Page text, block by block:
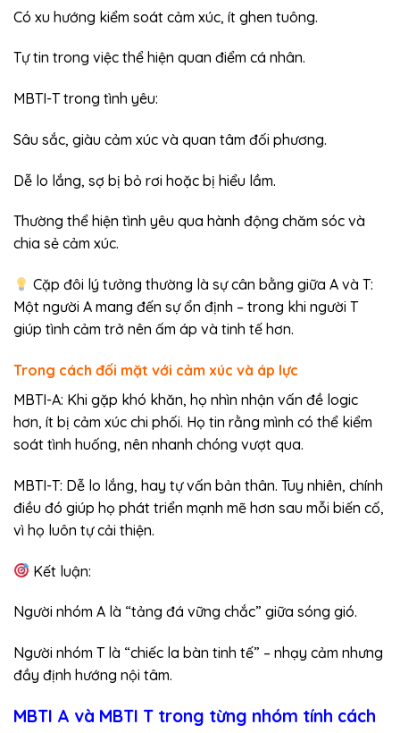
Có xu hướng kiểm soát cảm xúc, ít ghen tuông.
Tự tin trong việc thể hiện quan điểm cá nhân.
MBTI-T trong tình yêu:
Sâu sắc, giàu cảm xúc và quan tâm đối phương.
Dễ lo lắng, sợ bị bỏ rơi hoặc bị hiểu lầm.
Thường thể hiện tình yêu qua hành động chăm sóc và
chia sẻ cảm xúc.
Cặp đôi lý tưởng thường là sự cân bằng giữa A và T:
Một người A mang đến sự ổn định – trong khi người T
giúp tình cảm trở nên ấm áp và tinh tế hơn.
Trong cách đối mặt với cảm xúc và áp lực
MBTI-A: Khi gặp khó khăn, họ nhìn nhận vấn đề logic
hơn, ít bị cảm xúc chi phối. Họ tin rằng mình có thể kiểm
soát tình huống, nên nhanh chóng vượt qua.
MBTI-T: Dễ lo lắng, hay tự vấn bản thân. Tuy nhiên, chính
điều đó giúp họ phát triển mạnh mẽ hơn sau mỗi biến cố,
vì họ luôn tự cải thiện.
Kết luận:
Người nhóm A là “tảng đá vững chắc” giữa sóng gió.
Người nhóm T là “chiếc la bàn tinh tế” – nhạy cảm nhưng
đầy định hướng nội tâm.
MBTI A và MBTI T trong từng nhóm tính cách